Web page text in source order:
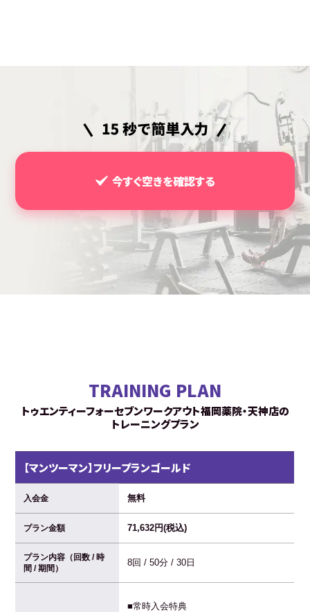
今すぐ空きを確認する
TRAINING PLAN
トゥエンティーフォーセブンワークアウト福岡薬院・天神店の
トレーニングプラン
【マンツーマン】フリープランゴールド
入会金 無料
プラン金額 71,632円(税込)
プラン内容（回数 / 時
間 / 期間）
8回 / 50分 / 30日
■常時入会特典